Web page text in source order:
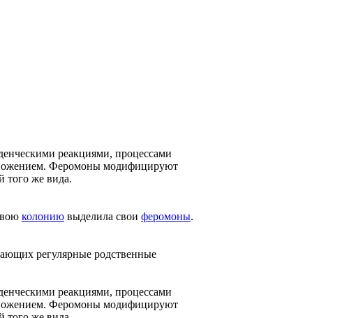
реакциями, процессами
Феромоны модифицируют
того же вида.
колонию выделила свои феромоны.
регулярные родственные
реакциями, процессами
Феромоны модифицируют